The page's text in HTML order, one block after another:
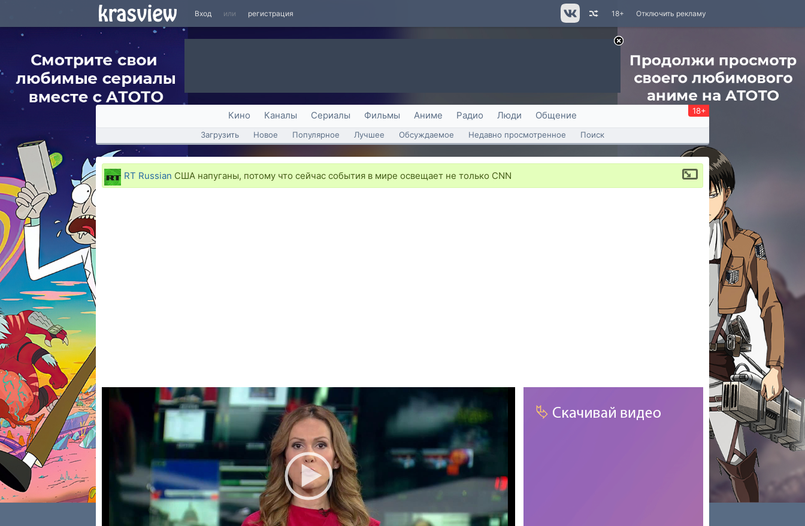
Вход или регистрация Отключить рекламу
18+
Кино Каналы Сериалы Фильмы Аниме Радио Люди Общение 18+
Загрузить Новое Популярное Лучшее Обсуждаемое Недавно просмотренное Поиск
RT Russian США напуганы, потому что сейчас события в мире освещает не только CNN